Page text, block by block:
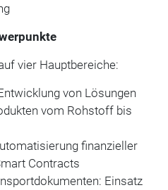
vier Hauptbereiche:
von Lösungen
vom Rohstoff bis
finanzieller
Contracts
Einsatz